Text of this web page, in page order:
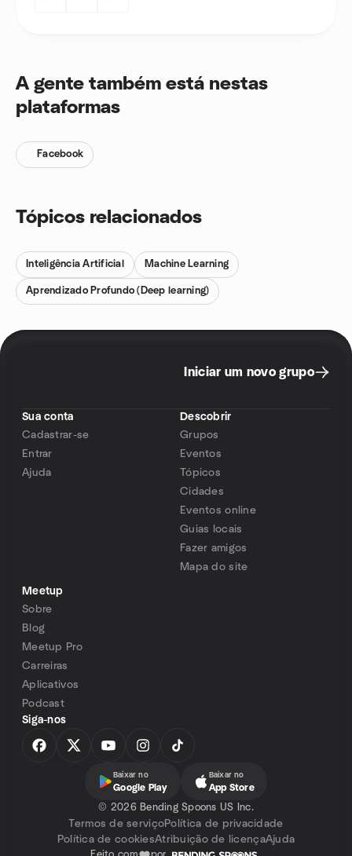
A gente também está nestas
plataformas
Facebook
Tópicos relacionados
Inteligência Artificial Machine Learning
Aprendizado Profundo (Deep learning)
Iniciar um novo grupo
Sua conta
Cadastrar-se
Entrar
Ajuda
Descobrir
Grupos
Eventos
Tópicos
Cidades
Eventos online
Guias locais
Fazer amigos
Mapa do site
Meetup
Sobre
Blog
Meetup Pro
Carreiras
Aplicativos
Podcast
Siga-nos
Baixar no
Google Play
Baixar no
App Store
© 2026 Bending Spoons US Inc.
Termos de serviçoPolítica de privacidade
Política de cookiesAtribuição de licençaAjuda